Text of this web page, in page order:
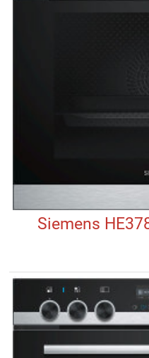
Siemens